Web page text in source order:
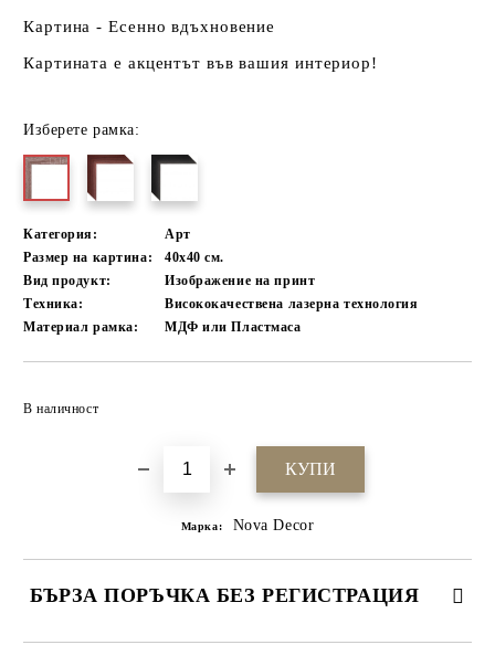
Картина - Есенно вдъхновение
Картината е акцентът във вашия интериор!
Изберете рамка:
Категория:
Арт
Размер на картина:
40х40 см.
Вид продукт:
Изображение на принт
Техника:
Висококачествена лазерна технология
Материал рамка:
МДФ или Пластмаса
В наличност
Марка: Nova Decor
БЪРЗА ПОРЪЧКА БЕЗ РЕГИСТРАЦИЯ